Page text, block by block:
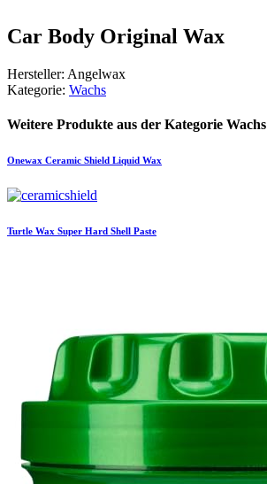
Car Body Original Wax
Hersteller: Angelwax
Kategorie: Wachs
Weitere Produkte aus der Kategorie Wachs
Onewax Ceramic Shield Liquid Wax
Turtle Wax Super Hard Shell Paste